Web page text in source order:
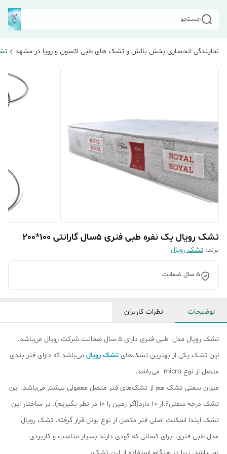
جستجو
نمایندگی انحصاری پخش بالش و تشک های طبی اکسون و رویا در مشهد
تشک رویال یک نفره طبی فنری 5سال گارانتی 100*200
برند: تشک رویال
5 سال ضمانت
توضیحات نظرات کاربران
تشک رویال مدل طبی فنری دارای 5 سال ضمانت شرکت رویال می‌باشد.
این تشک یکی از بهترین تشک‌های تشک رویال می‌باشد که دارای فنر بندی
متصل از نوع micro می‌باشد.
میزان سفتی تشک هم از تشک‎‌های فنر متصل معمولی بیشتر می‌باشد. این
تشک درجه سفتی6.از 10 دارد(اگر زمین را 10 در نظر بگیریم). در ساختار این
تشک ابتدا اسکلت اصلی فنر متصل از نوع بونل قرار گرفته‌. تشک رویال
مدل طبی فنری برای کسانی که گودی دارند بسیار مناسب و کاربردی